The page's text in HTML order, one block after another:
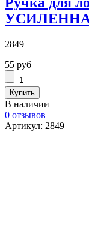
2849
55 руб
В наличии
0 отзывов
Артикул: 2849